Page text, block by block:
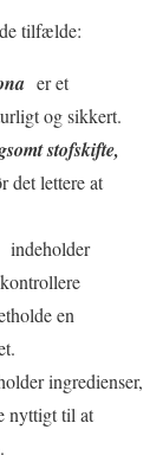
tilfælde:
er et
og sikkert.
stofskifte,
det lettere at
indeholder
en
ingredienser,
nyttigt til at